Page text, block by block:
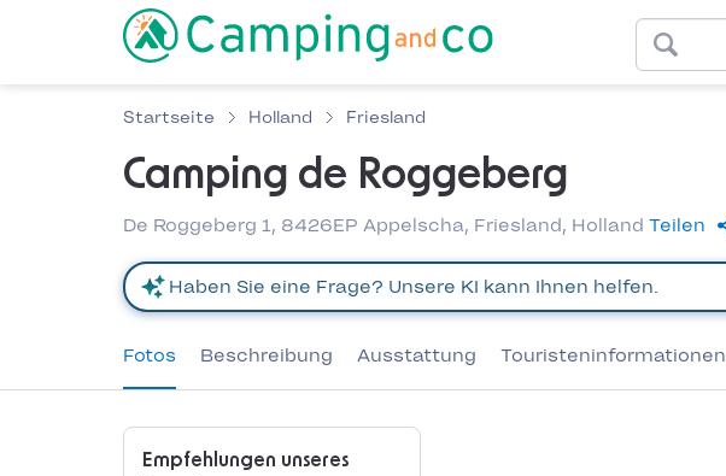
Startseite Holland Friesland
Camping de Roggeberg
De Roggeberg 1, 8426EP Appelscha, Friesland, Holland Teilen
Fotos Beschreibung Ausstattung Touristeninformationen
Empfehlungen unseres